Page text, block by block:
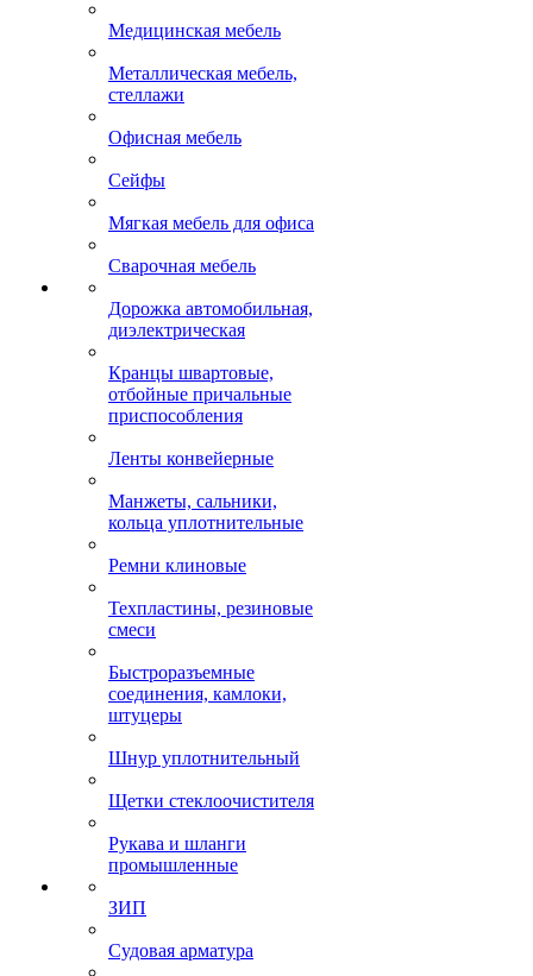
Медицинская мебель
Металлическая мебель,
стеллажи
Офисная мебель
Сейфы
Мягкая мебель для офиса
Сварочная мебель
Дорожка автомобильная,
диэлектрическая
Кранцы швартовые,
отбойные причальные
приспособления
Ленты конвейерные
Манжеты, сальники,
кольца уплотнительные
Ремни клиновые
Техпластины, резиновые
смеси
Быстроразъемные
соединения, камлоки,
штуцеры
Шнур уплотнительный
Щетки стеклоочистителя
Рукава и шланги
промышленные
ЗИП
Судовая арматура